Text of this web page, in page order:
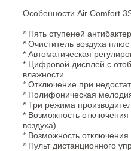
Особенности Air Comfort
* Пять ступеней
* Очиститель воздуха
* Автоматическая
* Цифровой дисплей с
влажности
* Отключение при
* Полифоническая
* Три режима
* Возможность отключения
воздуха).
* Возможность
* Пульт дистанционного